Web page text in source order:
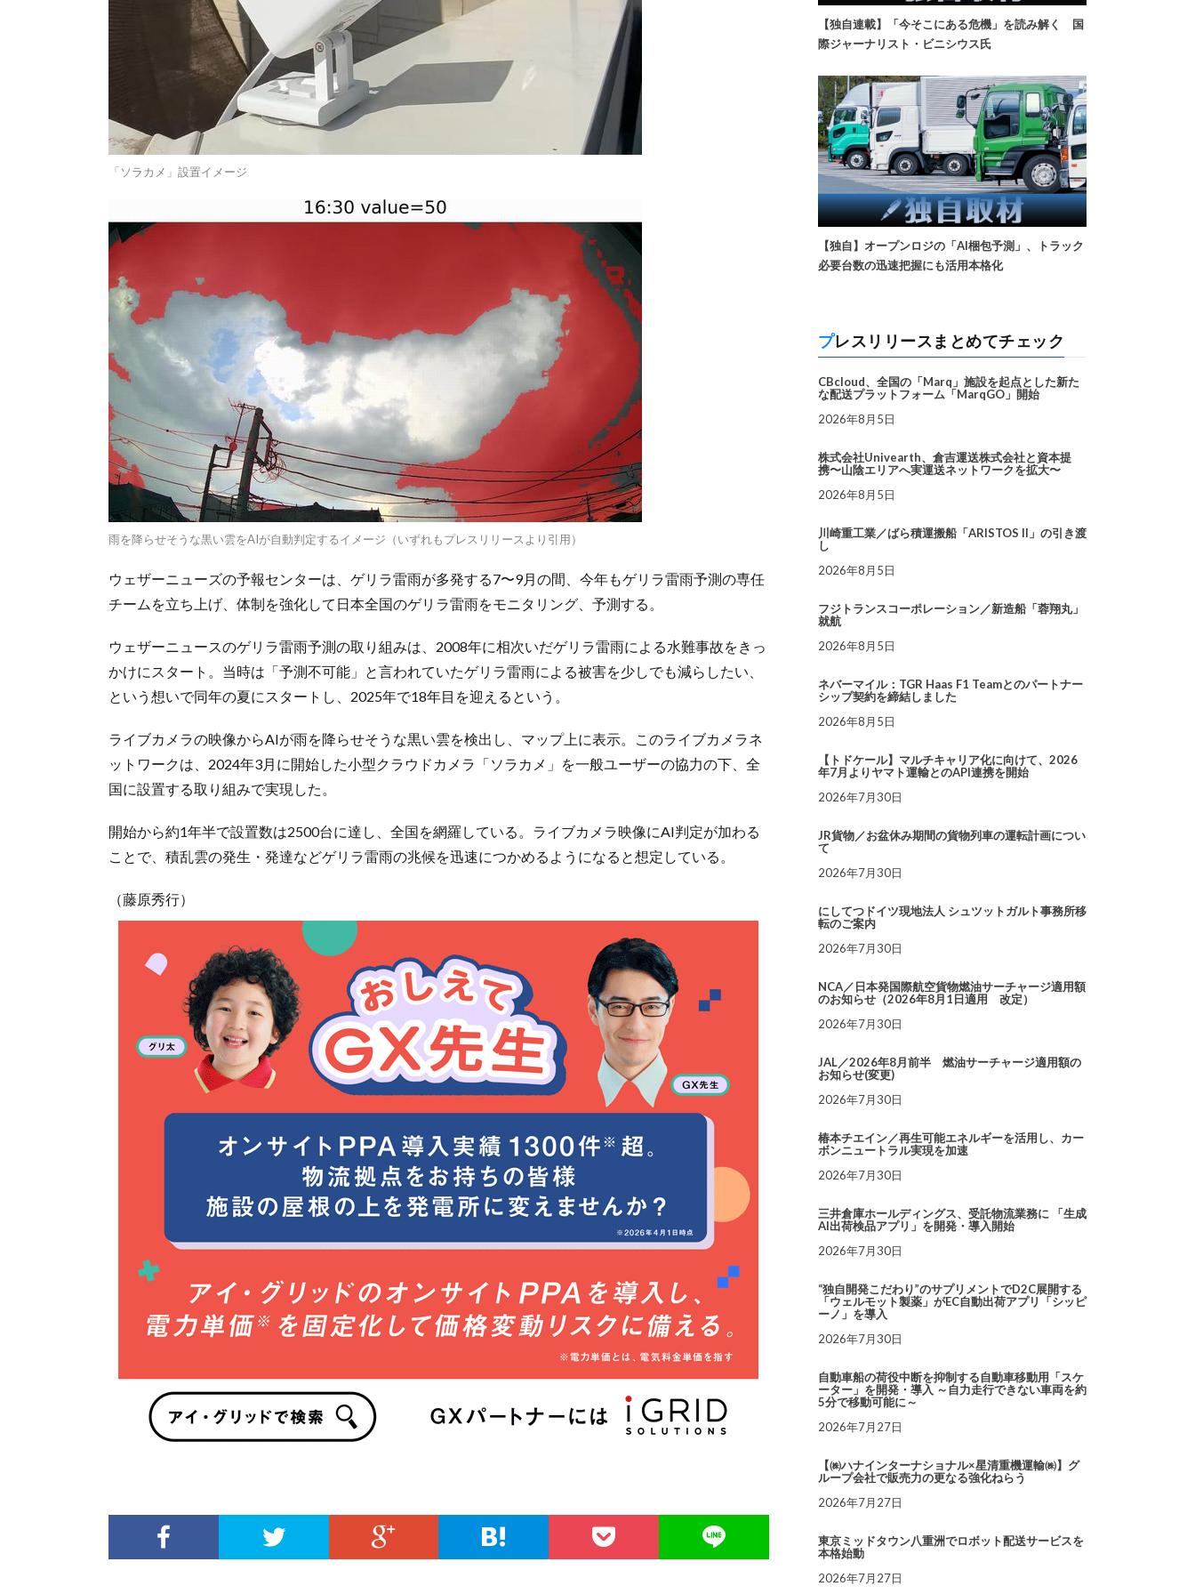
「ソラカメ」設置イメージ
雨を降らせそうな黒い雲をAIが自動判定するイメージ（いずれもプレスリリースより引用）
ウェザーニューズの予報センターは、ゲリラ雷雨が多発する7〜9月の間、今年もゲリラ雷雨予測の専任
チームを立ち上げ、体制を強化して日本全国のゲリラ雷雨をモニタリング、予測する。
ウェザーニュースのゲリラ雷雨予測の取り組みは、2008年に相次いだゲリラ雷雨による水難事故をきっ
かけにスタート。当時は「予測不可能」と言われていたゲリラ雷雨による被害を少しでも減らしたい、
という想いで同年の夏にスタートし、2025年で18年目を迎えるという。
ライブカメラの映像からAIが雨を降らせそうな黒い雲を検出し、マップ上に表示。このライブカメラネ
ットワークは、2024年3月に開始した小型クラウドカメラ「ソラカメ」を一般ユーザーの協力の下、全
国に設置する取り組みで実現した。
開始から約1年半で設置数は2500台に達し、全国を網羅している。ライブカメラ映像にAI判定が加わる
ことで、積乱雲の発生・発達などゲリラ雷雨の兆候を迅速につかめるようになると想定している。
（藤原秀行）
【独自連載】「今そこにある危機」を読み解く 国
際ジャーナリスト・ビニシウス氏
【独自】オープンロジの「AI梱包予測」、トラック
必要台数の迅速把握にも活用本格化
プレスリリースまとめてチェック
CBcloud、全国の「Marq」施設を起点とした新た
な配送プラットフォーム「MarqGO」開始
2026年8月5日
株式会社Univearth、倉吉運送株式会社と資本提
携〜山陰エリアへ実運送ネットワークを拡大〜
2026年8月5日
川崎重工業／ばら積運搬船「ARISTOS II」の引き渡
し
2026年8月5日
フジトランスコーポレーション／新造船「蓉翔丸」
就航
2026年8月5日
ネバーマイル：TGR Haas F1 Teamとのパートナー
シップ契約を締結しました
2026年8月5日
【トドケール】マルチキャリア化に向けて、2026
年7月よりヤマト運輸とのAPI連携を開始
2026年7月30日
JR貨物／お盆休み期間の貨物列車の運転計画につい
て
2026年7月30日
にしてつドイツ現地法人 シュツットガルト事務所移
転のご案内
2026年7月30日
NCA／日本発国際航空貨物燃油サーチャージ適用額
のお知らせ（2026年8月1日適用 改定）
2026年7月30日
JAL／2026年8月前半 燃油サーチャージ適用額の
お知らせ(変更)
2026年7月30日
椿本チエイン／再生可能エネルギーを活用し、カー
ボンニュートラル実現を加速
2026年7月30日
三井倉庫ホールディングス、受託物流業務に 「生成
AI出荷検品アプリ」を開発・導入開始
2026年7月30日
“独自開発こだわり”のサプリメントでD2C展開する
「ウェルモット製薬」がEC自動出荷アプリ「シッピ
ーノ」を導入
2026年7月30日
自動車船の荷役中断を抑制する自動車移動用「スケ
ーター」を開発・導入 ～自力走行できない車両を約
5分で移動可能に～
2026年7月27日
【㈱ハナインターナショナル×星清重機運輸㈱】グ
ループ会社で販売力の更なる強化ねらう
2026年7月27日
東京ミッドタウン八重洲でロボット配送サービスを
本格始動
2026年7月27日